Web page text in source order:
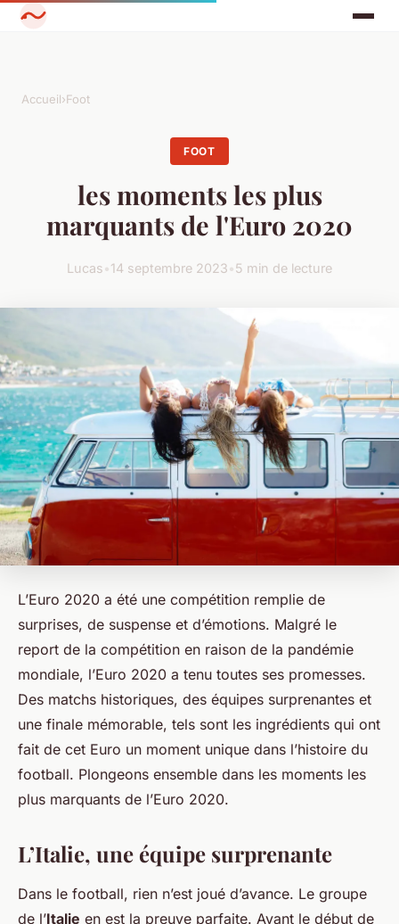
Accueil›Foot
FOOT
les moments les plus
marquants de l'Euro 2020
Lucas•14 septembre 2023•5 min de lecture
L’Euro 2020 a été une compétition remplie de
surprises, de suspense et d’émotions. Malgré le
report de la compétition en raison de la pandémie
mondiale, l’Euro 2020 a tenu toutes ses promesses.
Des matchs historiques, des équipes surprenantes et
une finale mémorable, tels sont les ingrédients qui ont
fait de cet Euro un moment unique dans l’histoire du
football. Plongeons ensemble dans les moments les
plus marquants de l’Euro 2020.
L’Italie, une équipe surprenante
Dans le football, rien n’est joué d’avance. Le groupe
de l’Italie en est la preuve parfaite. Avant le début de